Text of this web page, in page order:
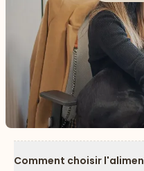
Comment choisir